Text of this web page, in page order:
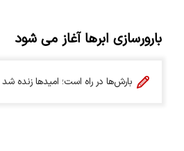
بارورسازی ابرها آغاز می شود
بارش‌ها در راه است؛ امیدها زنده شد